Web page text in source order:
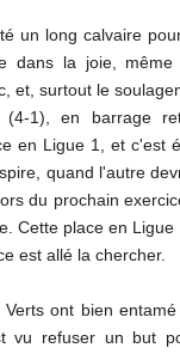
un long calvaire
dans la joie,
et, surtout le
(4-1), en barrage
en Ligue 1, et c'est
quand l'autre
du prochain
Cette place en Ligue
est allé la chercher.
Verts ont bien
vu refuser un but